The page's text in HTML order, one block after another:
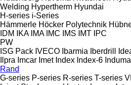
Welding Hypertherm Hyundai
H-series i-Series
Hämmerle Höcker Polytechnik
IDM
IKA IMA IMC IMS IMT IPC
PW
ISG Pack IVECO Ibarmia Iberdrill
Ilpra Imcar Imet Index Index-6
Rand
G-series P-series R-series T-series